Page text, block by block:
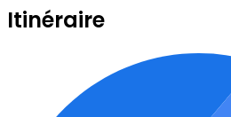
Itinéraire